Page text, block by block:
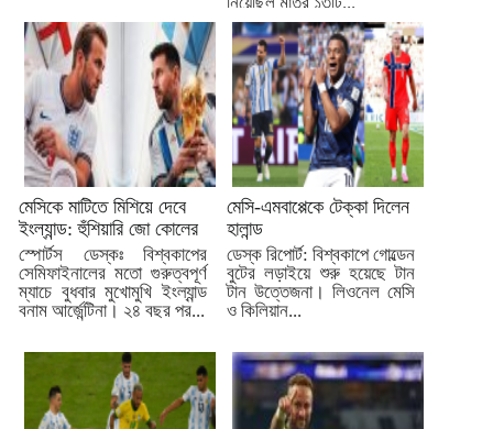
মেসিকে মাটিতে মিশিয়ে দেবে
ইংল্যান্ড: হুঁশিয়ারি জো কোলের
স্পোর্টস ডেস্কঃ বিশ্বকাপের
সেমিফাইনালের মতো গুরুত্বপূর্ণ
ম্যাচে বুধবার মুখোমুখি ইংল্যান্ড
বনাম আর্জেন্টিনা। ২৪ বছর পর...
মেসি-এমবাপ্পেকে টেক্কা দিলেন
হালান্ড
ডেস্ক রিপোর্ট: বিশ্বকাপে গোল্ডেন
বুটের লড়াইয়ে শুরু হয়েছে টান
টান উত্তেজনা। লিওনেল মেসি
ও কিলিয়ান...